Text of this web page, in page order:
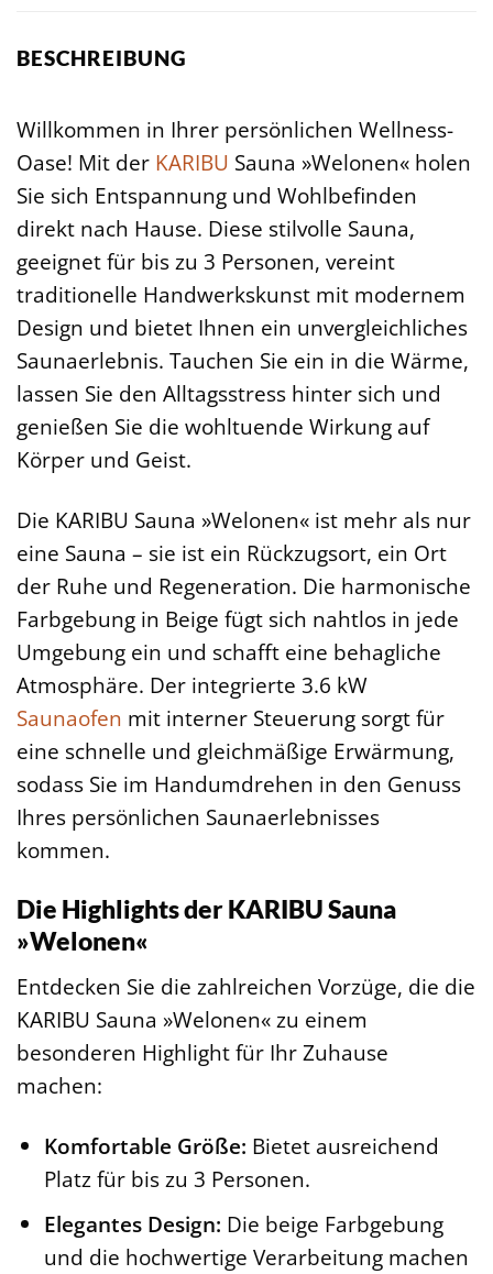
BESCHREIBUNG
Willkommen in Ihrer persönlichen Wellness-
Oase! Mit der KARIBU Sauna »Welonen« holen
Sie sich Entspannung und Wohlbefinden
direkt nach Hause. Diese stilvolle Sauna,
geeignet für bis zu 3 Personen, vereint
traditionelle Handwerkskunst mit modernem
Design und bietet Ihnen ein unvergleichliches
Saunaerlebnis. Tauchen Sie ein in die Wärme,
lassen Sie den Alltagsstress hinter sich und
genießen Sie die wohltuende Wirkung auf
Körper und Geist.
Die KARIBU Sauna »Welonen« ist mehr als nur
eine Sauna – sie ist ein Rückzugsort, ein Ort
der Ruhe und Regeneration. Die harmonische
Farbgebung in Beige fügt sich nahtlos in jede
Umgebung ein und schafft eine behagliche
Atmosphäre. Der integrierte 3.6 kW
Saunaofen mit interner Steuerung sorgt für
eine schnelle und gleichmäßige Erwärmung,
sodass Sie im Handumdrehen in den Genuss
Ihres persönlichen Saunaerlebnisses
kommen.
Die Highlights der KARIBU Sauna
»Welonen«
Entdecken Sie die zahlreichen Vorzüge, die die
KARIBU Sauna »Welonen« zu einem
besonderen Highlight für Ihr Zuhause
machen:
Komfortable Größe: Bietet ausreichend
Platz für bis zu 3 Personen.
Elegantes Design: Die beige Farbgebung
und die hochwertige Verarbeitung machen